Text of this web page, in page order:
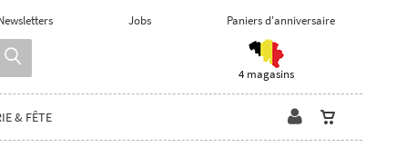
Jobs Paniers d'anniversaire
4 magasins
& FÊTE